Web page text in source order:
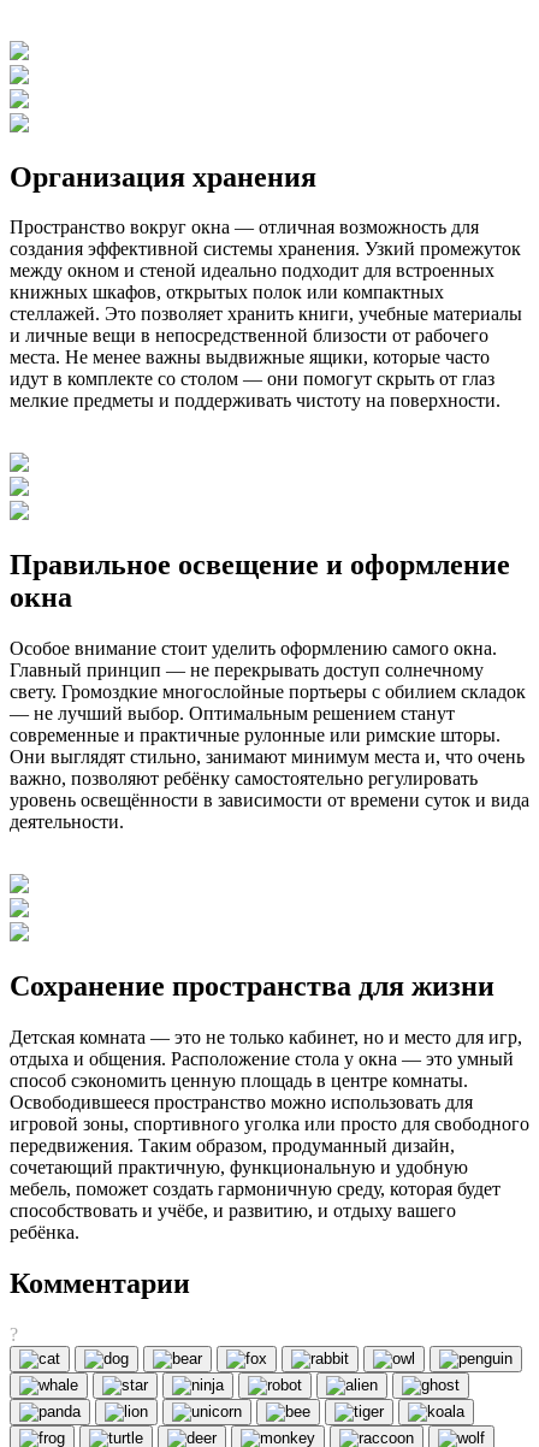
Организация хранения
Пространство вокруг окна — отличная возможность для
создания эффективной системы хранения. Узкий промежуток
между окном и стеной идеально подходит для встроенных
книжных шкафов, открытых полок или компактных
стеллажей. Это позволяет хранить книги, учебные материалы
и личные вещи в непосредственной близости от рабочего
места. Не менее важны выдвижные ящики, которые часто
идут в комплекте со столом — они помогут скрыть от глаз
мелкие предметы и поддерживать чистоту на поверхности.
Правильное освещение и оформление
окна
Особое внимание стоит уделить оформлению самого окна.
Главный принцип — не перекрывать доступ солнечному
свету. Громоздкие многослойные портьеры с обилием складок
— не лучший выбор. Оптимальным решением станут
современные и практичные рулонные или римские шторы.
Они выглядят стильно, занимают минимум места и, что очень
важно, позволяют ребёнку самостоятельно регулировать
уровень освещённости в зависимости от времени суток и вида
деятельности.
Сохранение пространства для жизни
Детская комната — это не только кабинет, но и место для игр,
отдыха и общения. Расположение стола у окна — это умный
способ сэкономить ценную площадь в центре комнаты.
Освободившееся пространство можно использовать для
игровой зоны, спортивного уголка или просто для свободного
передвижения. Таким образом, продуманный дизайн,
сочетающий практичную, функциональную и удобную
мебель, поможет создать гармоничную среду, которая будет
способствовать и учёбе, и развитию, и отдыху вашего
ребёнка.
Комментарии
?